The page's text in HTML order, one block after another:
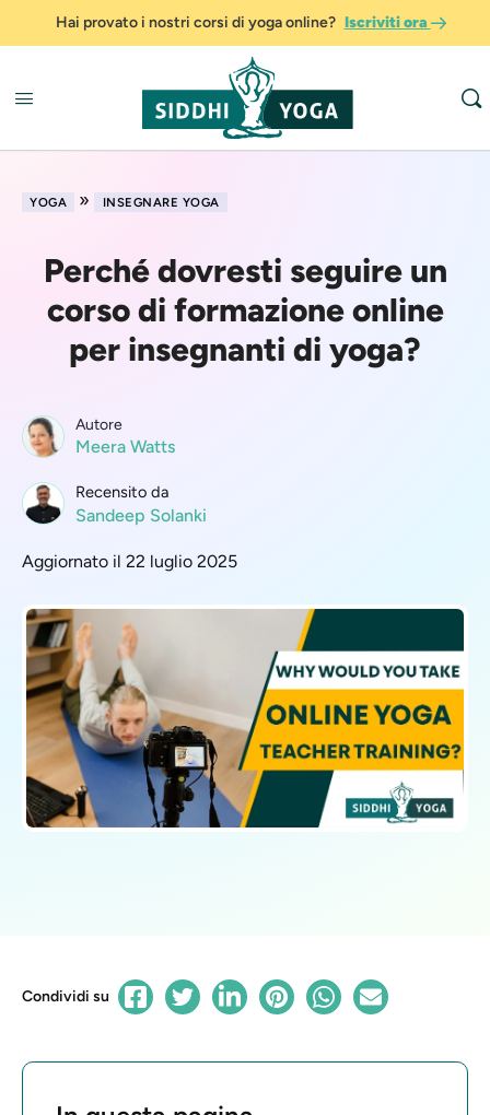
Hai provato i nostri corsi di yoga online? Iscriviti ora
YOGA » INSEGNARE YOGA
Perché dovresti seguire un
corso di formazione online
per insegnanti di yoga?
Autore
Meera Watts
Recensito da
Sandeep Solanki
Aggiornato il 22 luglio 2025
Condividi su